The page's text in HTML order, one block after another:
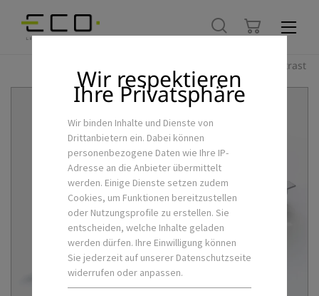
Hoher Kontrast
Wir respektieren
Ihre Privatsphäre
Wir binden Inhalte und Dienste von
Drittanbietern ein. Dabei können
personenbezogene Daten wie Ihre IP-
Adresse an die Anbieter übermittelt
werden. Einige Dienste setzen zudem
Cookies, um Funktionen bereitzustellen
oder Nutzungsprofile zu erstellen. Sie
entscheiden, welche Inhalte geladen
werden dürfen. Ihre Einwilligung können
Sie jederzeit auf unserer Datenschutzseite
widerrufen oder anpassen.